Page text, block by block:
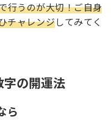
行うのが大切！ご自身
チャレンジしてみてく
字の開運法
ら